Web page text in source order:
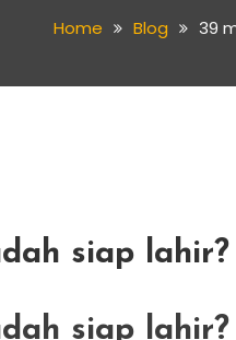
Home Blog 39
siap lahir?
siap lahir?